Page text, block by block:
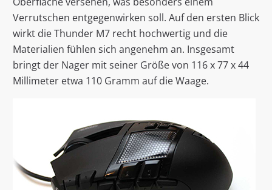
Verrutschen entgegenwirken soll. Auf den ersten Blick
wirkt die Thunder M7 recht hochwertig und die
Materialien fühlen sich angenehm an. Insgesamt
bringt der Nager mit seiner Größe von 116 x 77 x 44
Millimeter etwa 110 Gramm auf die Waage.